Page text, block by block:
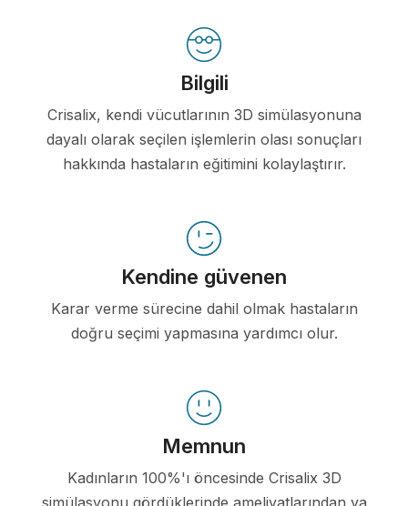
Bilgili
Crisalix, kendi vücutlarının 3D simülasyonuna
dayalı olarak seçilen işlemlerin olası sonuçları
hakkında hastaların eğitimini kolaylaştırır.
Kendine güvenen
Karar verme sürecine dahil olmak hastaların
doğru seçimi yapmasına yardımcı olur.
Memnun
Kadınların 100%'ı öncesinde Crisalix 3D
simülasyonu gördüklerinde ameliyatlarından ya